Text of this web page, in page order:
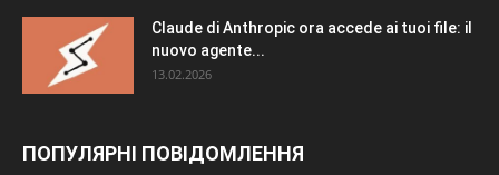
Claude di Anthropic ora accede ai tuoi file: il
nuovo agente...
13.02.2026
ПОПУЛЯРНІ ПОВІДОМЛЕННЯ